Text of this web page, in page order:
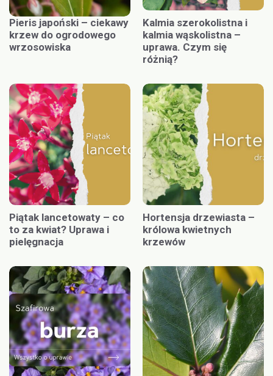
Pieris japoński – ciekawy
krzew do ogrodowego
wrzosowiska
Kalmia szerokolistna i
kalmia wąskolistna –
uprawa. Czym się
różnią?
Piątak lancetowaty – co
to za kwiat? Uprawa i
pielęgnacja
Hortensja drzewiasta –
królowa kwietnych
krzewów